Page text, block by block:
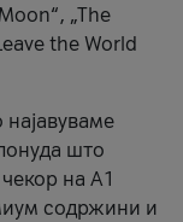
„The
the World
што
на А1
содржини и